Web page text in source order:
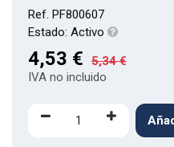
Ref. PF800607
Estado: Activo
4,53 € 5,34€
IVA no incluido